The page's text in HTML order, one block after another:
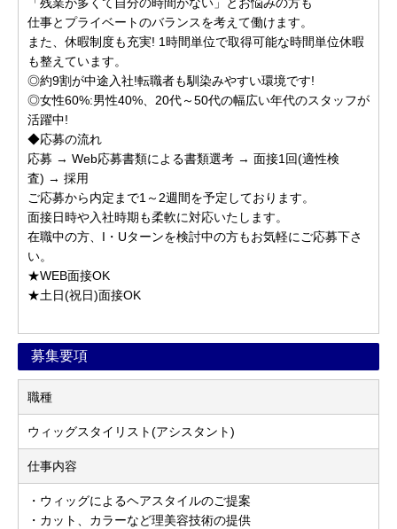
仕事とプライベートのバランスを考えて働けます。
また、休暇制度も充実! 1時間単位で取得可能な時間単位休暇
も整えています。
◎約9割が中途入社!転職者も馴染みやすい環境です!
◎女性60%:男性40%、20代～50代の幅広い年代のスタッフが
活躍中!
◆応募の流れ
応募 → Web応募書類による書類選考 → 面接1回(適性検
査) → 採用
ご応募から内定まで1～2週間を予定しております。
面接日時や入社時期も柔軟に対応いたします。
在職中の方、I・Uターンを検討中の方もお気軽にご応募下さ
い。
★WEB面接OK
★土日(祝日)面接OK
募集要項
職種
ウィッグスタイリスト(アシスタント)
仕事内容
・ウィッグによるヘアスタイルのご提案
・カット、カラーなど理美容技術の提供